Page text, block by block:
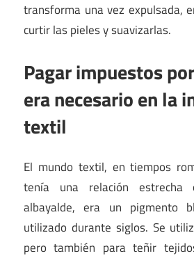
transforma una vez expulsada,
curtir las pieles y suavizarlas.
Pagar impuestos
era necesario en la
textil
El mundo textil, en tiempos
tenía una relación
albayalde, era un pigmento
utilizado durante siglos. Se
pero también para teñir